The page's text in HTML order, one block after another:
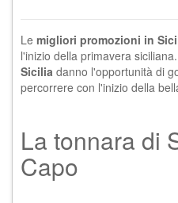
Le migliori promozioni in
l'inizio della primavera
Sicilia danno l'opportunità di
percorrere con l'inizio della
La tonnara di
Capo